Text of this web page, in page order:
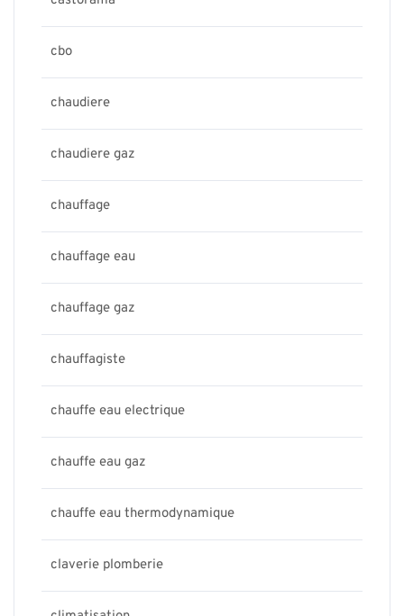
cbo
chaudiere
chaudiere gaz
chauffage
chauffage eau
chauffage gaz
chauffagiste
chauffe eau electrique
chauffe eau gaz
chauffe eau thermodynamique
claverie plomberie